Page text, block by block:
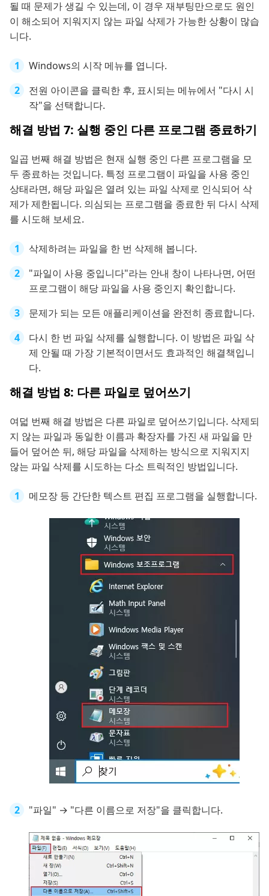
될 때 문제가 생길 수 있는데, 이 경우 재부팅만으로도 원인
이 해소되어 지워지지 않는 파일 삭제가 가능한 상황이 많습
니다.
Windows의 시작 메뉴를 엽니다.
전원 아이콘을 클릭한 후, 표시되는 메뉴에서 "다시 시
작"을 선택합니다.
해결 방법 7: 실행 중인 다른 프로그램 종료하기
일곱 번째 해결 방법은 현재 실행 중인 다른 프로그램을 모
두 종료하는 것입니다. 특정 프로그램이 파일을 사용 중인
상태라면, 해당 파일은 열려 있는 파일 삭제로 인식되어 삭
제가 제한됩니다. 의심되는 프로그램을 종료한 뒤 다시 삭제
를 시도해 보세요.
삭제하려는 파일을 한 번 삭제해 봅니다.
"파일이 사용 중입니다"라는 안내 창이 나타나면, 어떤
프로그램이 해당 파일을 사용 중인지 확인합니다.
문제가 되는 모든 애플리케이션을 완전히 종료합니다.
다시 한 번 파일 삭제를 실행합니다. 이 방법은 파일 삭
제 안될 때 가장 기본적이면서도 효과적인 해결책입니
다.
해결 방법 8: 다른 파일로 덮어쓰기
여덟 번째 해결 방법은 다른 파일로 덮어쓰기입니다. 삭제되
지 않는 파일과 동일한 이름과 확장자를 가진 새 파일을 만
들어 덮어쓴 뒤, 해당 파일을 삭제하는 방식으로 지워지지
않는 파일 삭제를 시도하는 다소 트릭적인 방법입니다.
메모장 등 간단한 텍스트 편집 프로그램을 실행합니다.
"파일" → "다른 이름으로 저장"을 클릭합니다.